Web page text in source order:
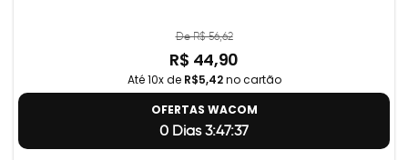
De R$ 56,62
R$ 44,90
Até 10x de R$5,42no cartão
OFERTAS WACOM
0 Dias 3:47:36